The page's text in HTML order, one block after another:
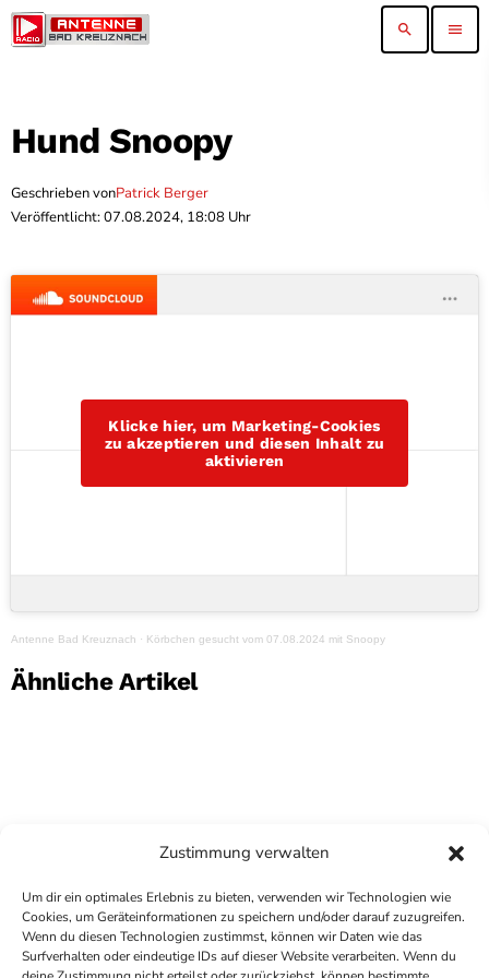
Zustimmung verwalten
Um dir ein optimales Erlebnis zu bieten, verwenden wir Technologien wie
Cookies, um Geräteinformationen zu speichern und/oder darauf zuzugreifen.
Wenn du diesen Technologien zustimmst, können wir Daten wie das
Surfverhalten oder eindeutige IDs auf dieser Website verarbeiten. Wenn du
search menu
Hund Snoopy
Geschrieben vonPatrick Berger
Veröffentlicht: 07.08.2024, 18:08 Uhr
Klicke hier, um Marketing-Cookies
zu akzeptieren und diesen Inhalt zu
aktivieren
Antenne Bad Kreuznach · Körbchen gesucht vom 07.08.2024 mit Snoopy
Ähnliche Artikel